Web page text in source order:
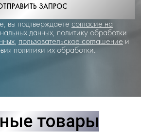
ЗАПРОС
вы подтверждаете согласие на
данных, политику обработки
, пользовательское соглашение и
политики их обработки.
товары